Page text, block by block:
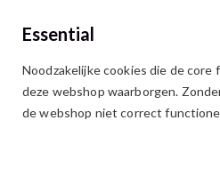
Ga
naar
de
WELKOM NIEUWS
Essential
Noodzakelijke cookies die de
deze webshop waarborgen.
de webshop niet correct